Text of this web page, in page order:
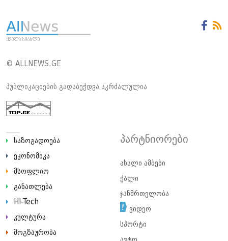
© ALLNEWS.GE
პუბლიკაციების გადაბეჭდვა აკრძალულია
საზოგადოება
ეკონომიკა
მსოფლიო
განათლება
HI-Tech
კულტურა
მოგზაურობა
პარტნიორები
ახალი ამბები
ქალი
ჯანმრთელობა
ვიდეო
სპორტი